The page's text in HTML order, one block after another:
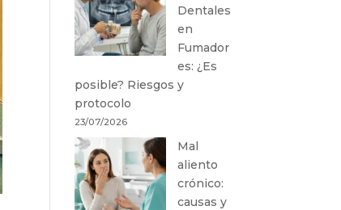
Dentales
en
Fumador
es: ¿Es
posible? Riesgos y
protocolo
23/07/2026
Mal
aliento
crónico:
causas y